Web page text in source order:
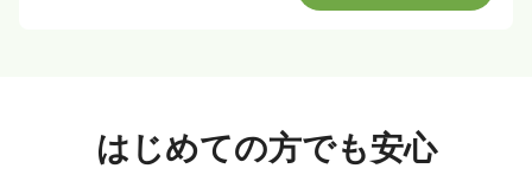
はじめての方でも安心